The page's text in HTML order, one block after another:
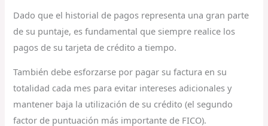
Dado que el historial de pagos representa una gran parte
de su puntaje, es fundamental que siempre realice los
pagos de su tarjeta de crédito a tiempo.
También debe esforzarse por pagar su factura en su
totalidad cada mes para evitar intereses adicionales y
mantener baja la utilización de su crédito (el segundo
factor de puntuación más importante de FICO).